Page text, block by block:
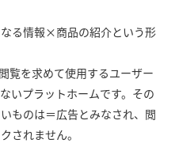
る情報×商品の紹介という形
覧を求めて使用するユーザー
いプラットホームです。その
ものは＝広告とみなされ、閲
されません。